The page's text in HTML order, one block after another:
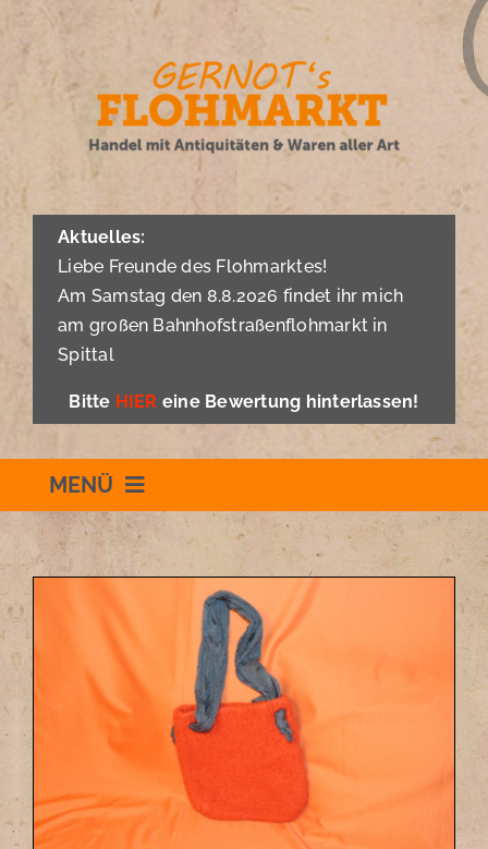
Inhalt
springen
Aktuelles:
Liebe Freunde des Flohmarktes!
Am Samstag den 8.8.2026 findet ihr mich
am großen Bahnhofstraßenflohmarkt in
Spittal
Bitte HIER eine Bewertung hinterlassen!
MENÜ
Willkommen
Schauraum
Impressum
Datenschutzerklärung
+436504036869